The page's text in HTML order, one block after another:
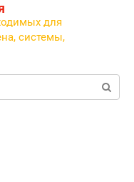
для
системы,